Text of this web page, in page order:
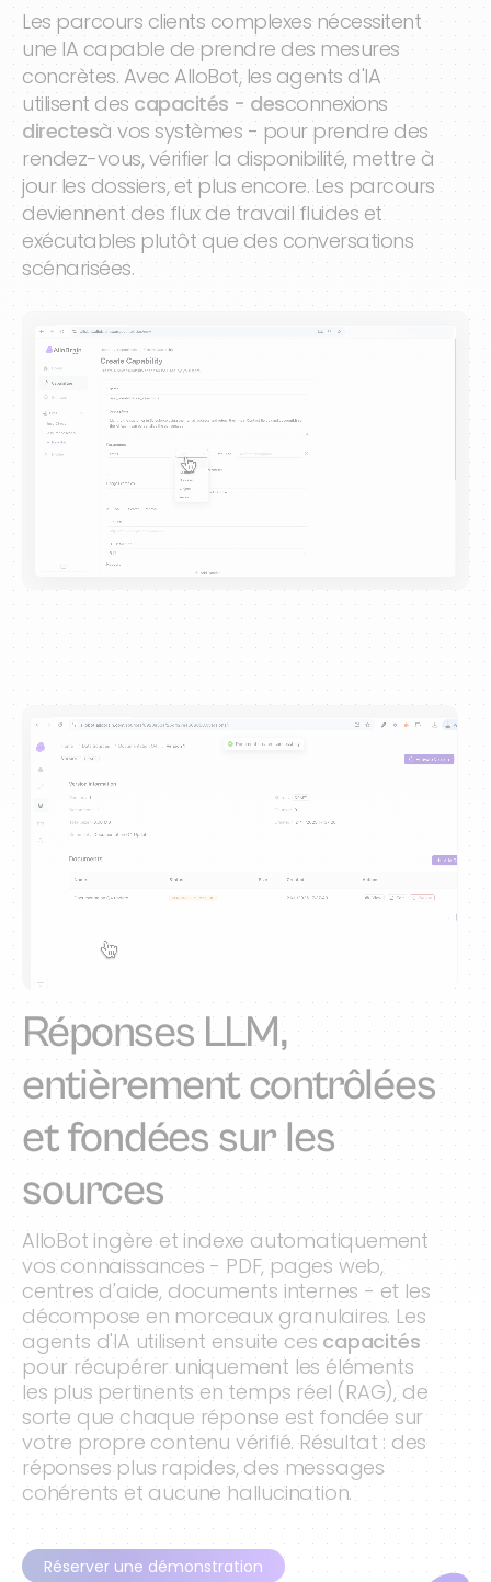
Les parcours clients complexes nécessitent
une IA capable de prendre des mesures
concrètes. Avec AlloBot, les agents d'IA
utilisent des capacités - desconnexions
directesà vos systèmes - pour prendre des
rendez-vous, vérifier la disponibilité, mettre à
jour les dossiers, et plus encore. Les parcours
deviennent des flux de travail fluides et
exécutables plutôt que des conversations
scénarisées.
Réponses LLM,
entièrement contrôlées
et fondées sur les
sources
AlloBot ingère et indexe automatiquement
vos connaissances - PDF, pages web,
centres d'aide, documents internes - et les
décompose en morceaux granulaires. Les
agents d'IA utilisent ensuite ces capacités
pour récupérer uniquement les éléments
les plus pertinents en temps réel (RAG), de
sorte que chaque réponse est fondée sur
votre propre contenu vérifié. Résultat : des
réponses plus rapides, des messages
cohérents et aucune hallucination.
Réserver une démonstration